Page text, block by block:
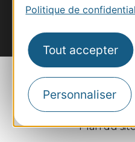
Politique de
Tout accepter
Personnaliser
Plan du